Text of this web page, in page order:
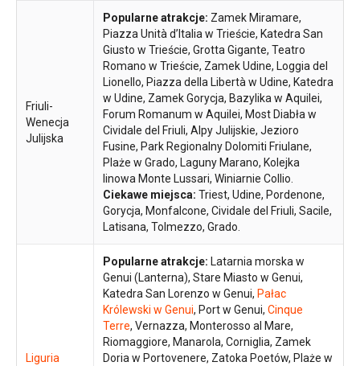
Friuli-
Wenecja
Julijska
Popularne atrakcje: Zamek Miramare,
Piazza Unità d’Italia w Trieście, Katedra San
Giusto w Trieście, Grotta Gigante, Teatro
Romano w Trieście, Zamek Udine, Loggia del
Lionello, Piazza della Libertà w Udine, Katedra
w Udine, Zamek Gorycja, Bazylika w Aquilei,
Forum Romanum w Aquilei, Most Diabła w
Cividale del Friuli, Alpy Julijskie, Jezioro
Fusine, Park Regionalny Dolomiti Friulane,
Plaże w Grado, Laguny Marano, Kolejka
linowa Monte Lussari, Winiarnie Collio.
Ciekawe miejsca: Triest, Udine, Pordenone,
Gorycja, Monfalcone, Cividale del Friuli, Sacile,
Latisana, Tolmezzo, Grado.
Liguria
Popularne atrakcje: Latarnia morska w
Genui (Lanterna), Stare Miasto w Genui,
Katedra San Lorenzo w Genui, Pałac
Królewski w Genui, Port w Genui, Cinque
Terre, Vernazza, Monterosso al Mare,
Riomaggiore, Manarola, Corniglia, Zamek
Doria w Portovenere, Zatoka Poetów, Plaże w